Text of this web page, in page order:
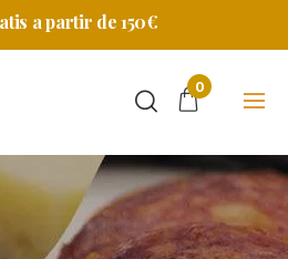
a partir de 150€
0